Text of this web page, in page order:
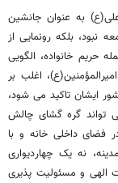
به عنوان جانشین
نبود، بلکه رونمایی از
حریم خانواده، الگویی
اغلب بر
ایشان تاکید می شود،
تواند گره گشای چالش
فضای داخلی خانه و با
نه یک چهاردیواری
الهی و مسئولیت پذیری